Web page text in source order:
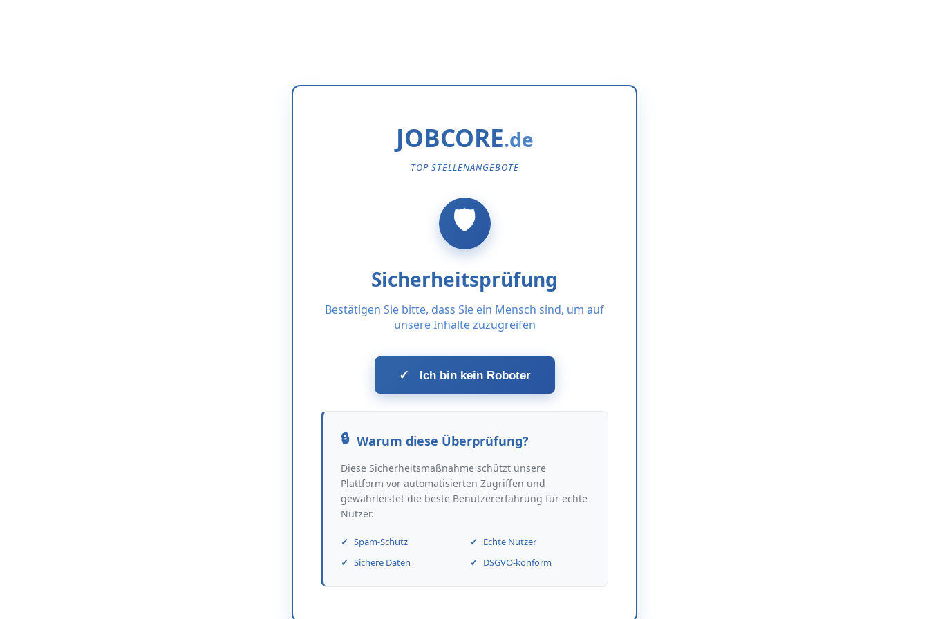
JOBCORE
TOP STELLENANGEBOTE
Sicherheitsprüfung
Bestätigen Sie bitte, dass Sie ein Mensch sind, um auf
unsere Inhalte zuzugreifen
✓ Ich bin kein Roboter
Warum diese Überprüfung?
Diese Sicherheitsmaßnahme schützt unsere
Plattform vor automatisierten Zugriffen und
gewährleistet die beste Benutzererfahrung für echte
Nutzer.
Spam-Schutz
Echte Nutzer
Sichere Daten
DSGVO-konform